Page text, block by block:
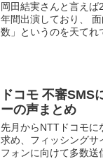
岡田結実さんと言え
年間出演しており、
数」というのを天てれ
ドコモ 不審SMS
ーの声まとめ
先月からNTTドコモに
求め、フィッシング
フォンに向けて多数送